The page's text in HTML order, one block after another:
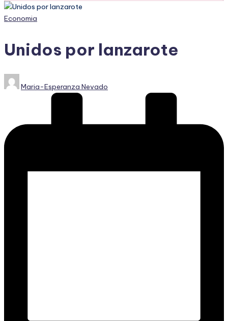
Publicado
Economia
Unidos por lanzarote
Publicado
por
Maria-Esperanza Nevado